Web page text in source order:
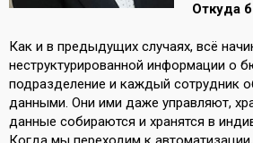
Откуда
Как и в предыдущих случаях, всё
неструктурированной информации о
подразделение и каждый сотрудник
данными. Они ими даже управляют,
данные собираются и хранятся в